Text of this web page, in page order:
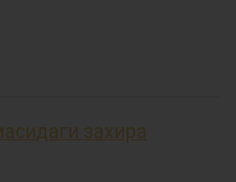
захира